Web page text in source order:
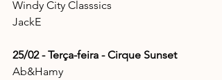
Windy City Classsics
JackE
25/02 - Terça-feira - Cirque Sunset
Ab&Hamy